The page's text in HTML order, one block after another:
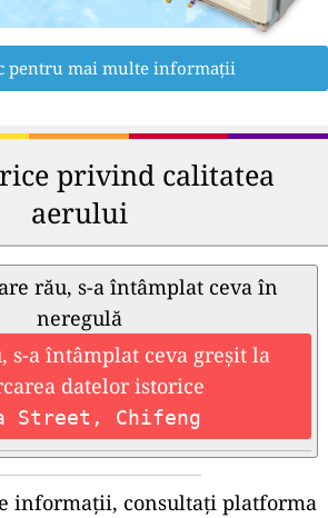
pentru mai multe informații
privind calitatea
aerului
rău, s-a întâmplat ceva în
neregulă
s-a întâmplat ceva greșit la
datelor istorice
Street, Chifeng
informații, consultați platforma